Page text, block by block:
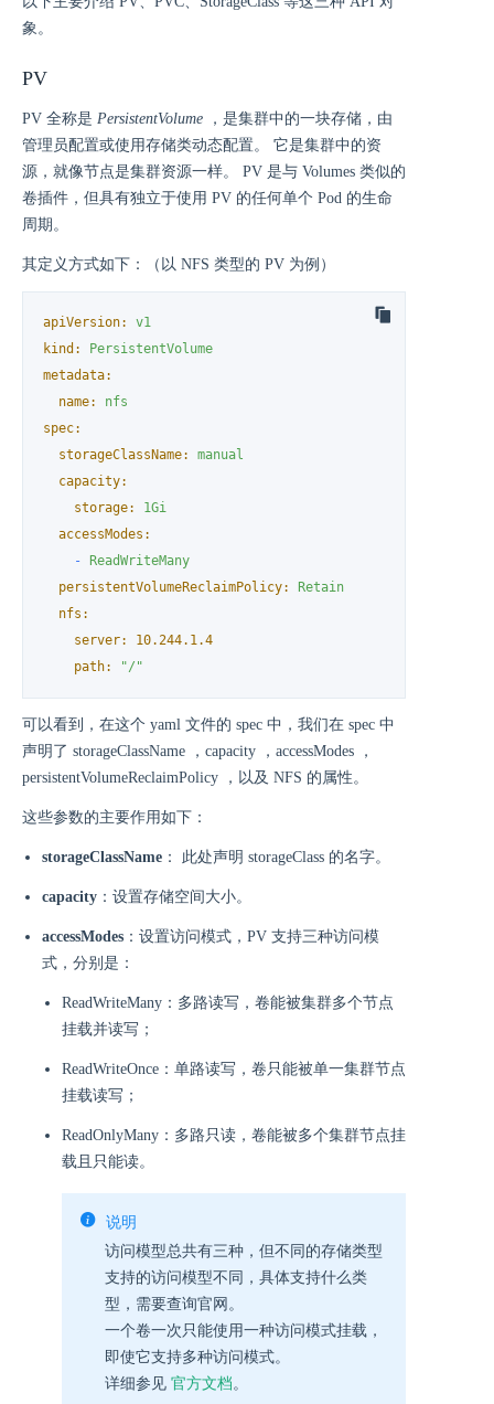
象。
PV
PV 全称是 PersistentVolume ，是集群中的一块存储，由
管理员配置或使用存储类动态配置。 它是集群中的资
源，就像节点是集群资源一样。 PV 是与 Volumes 类似的
卷插件，但具有独立于使用 PV 的任何单个 Pod 的生命
周期。
其定义方式如下：（以 NFS 类型的 PV 为例）
apiVersion:
v1
kind:
PersistentVolume
metadata:
name:
nfs
spec:
storageClassName:
manual
capacity:
storage:
1Gi
accessModes:
-
ReadWriteMany
persistentVolumeReclaimPolicy:
Retain
nfs:
server:
10.244.1.4
path:
"/"
可以看到，在这个 yaml 文件的 spec 中，我们在 spec 中
声明了 storageClassName ，capacity ，accessModes ，
persistentVolumeReclaimPolicy ，以及 NFS 的属性。
这些参数的主要作用如下：
storageClassName ： 此处声明 storageClass 的名字。
capacity ：设置存储空间大小。
accessModes ：设置访问模式，PV 支持三种访问模
式，分别是：
ReadWriteMany：多路读写，卷能被集群多个节点
挂载并读写；
ReadWriteOnce：单路读写，卷只能被单一集群节点
挂载读写；
ReadOnlyMany：多路只读，卷能被多个集群节点挂
载且只能读。
说明
访问模型总共有三种，但不同的存储类型
支持的访问模型不同，具体支持什么类
型，需要查询官网。
一个卷一次只能使用一种访问模式挂载，
即使它支持多种访问模式。
详细参见 官方文档 。